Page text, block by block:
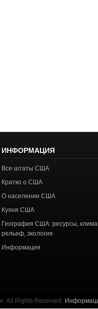
ИНФОРМАЦИЯ
Все штаты США
Кратко о США
О населении США
Кухня США
География США: ресурсы,
рельеф, экология
Информация
All Rights Reserved.